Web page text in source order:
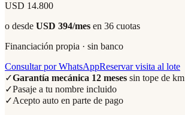
USD 14.800
o desde USD 394/mes en 36 cuotas
Financiación propia · sin banco
Consultar por WhatsAppReservar visita al lote
✓Garantía mecánica 12 meses sin tope de km
✓Pasaje a tu nombre incluido
✓Acepto auto en parte de pago